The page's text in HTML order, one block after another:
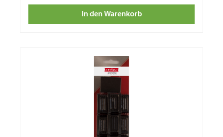
In den Warenkorb